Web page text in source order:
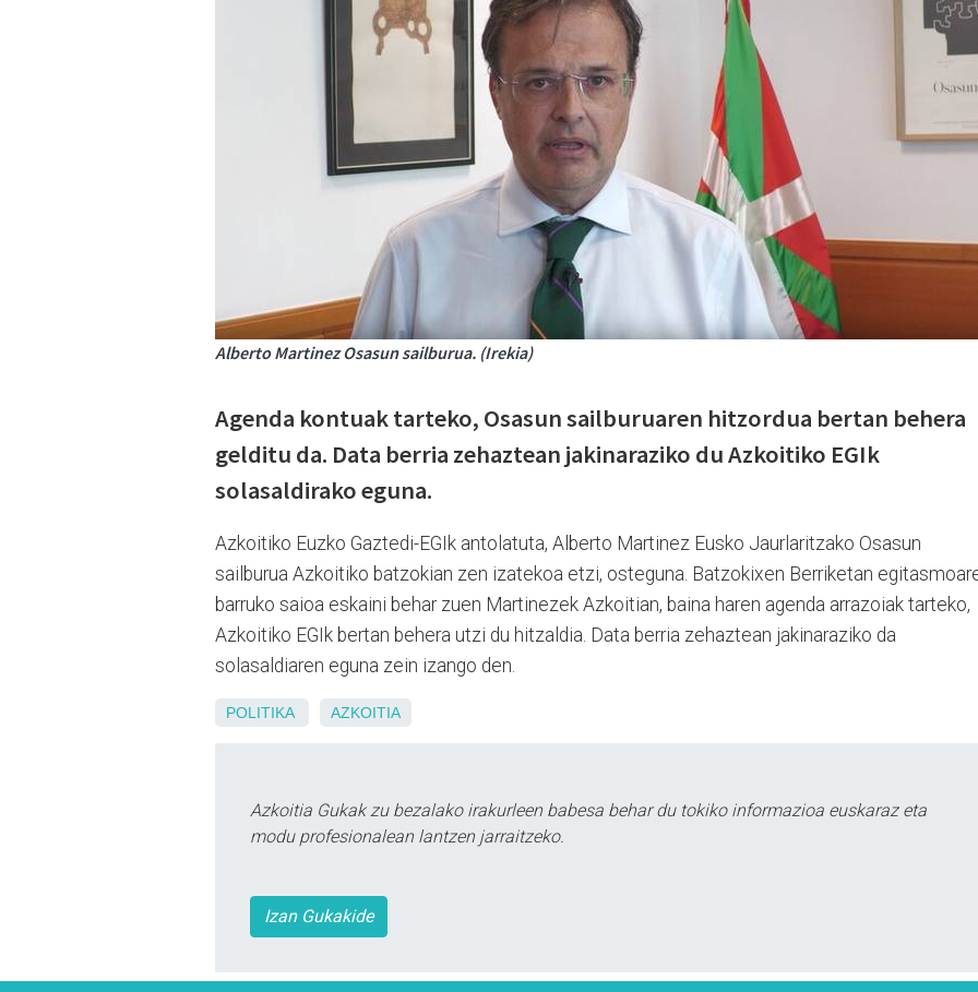
Alberto Martinez Osasun sailburua. (Irekia)
Agenda kontuak tarteko, Osasun sailburuaren hitzordua bertan behera
gelditu da. Data berria zehaztean jakinaraziko du Azkoitiko EGIk
solasaldirako eguna.
Azkoitiko Euzko Gaztedi-EGIk antolatuta, Alberto Martinez Eusko Jaurlaritzako Osasun
sailburua Azkoitiko batzokian zen izatekoa etzi, osteguna. Batzokixen Berriketan
barruko saioa eskaini behar zuen Martinezek Azkoitian, baina haren agenda arrazoiak tarteko,
Azkoitiko EGIk bertan behera utzi du hitzaldia. Data berria zehaztean jakinaraziko da
solasaldiaren eguna zein izango den.
POLITIKA AZKOITIA
Azkoitia Gukak zu bezalako irakurleen babesa behar du tokiko informazioa euskaraz eta
modu profesionalean lantzen jarraitzeko.
Izan Gukakide